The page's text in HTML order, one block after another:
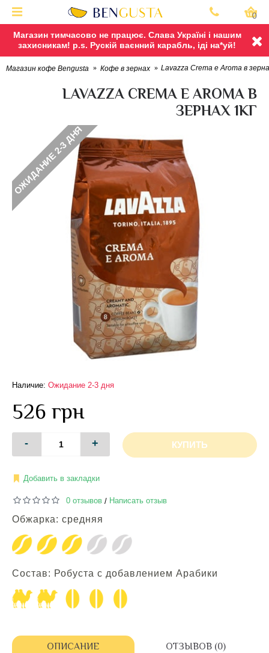
Магазин тимчасово не працює. Слава Україні і нашим
захисникам! p.s. Рускій ваєнний карабль, іді на*уй!
0
Магазин кофе Bengusta Кофе в зернах Lavazza Crema e Aroma в
LAVAZZA CREMA E AROMA В
ЗЕРНАХ 1КГ
ОЖИДАНИЕ 2-3 ДНЯ
Наличие: Ожидание 2-3 дня
526 грн
- + КУПИТЬ
Добавить в закладки
0 отзывов / Написать отзыв
Обжарка: средняя
Состав: Робуста с добавлением Арабики
ОПИСАНИЕ ОТЗЫВОВ (0)